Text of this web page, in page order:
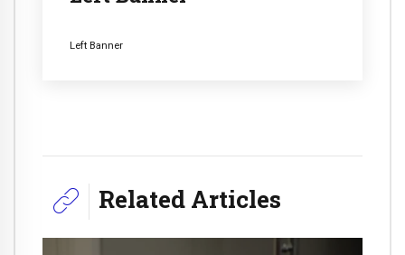
Left Banner
Related Articles